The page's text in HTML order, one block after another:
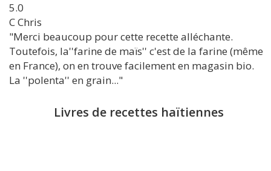
5.0
CChris
"Merci beaucoup pour cette recette alléchante.
Toutefois, la''farine de maïs'' c'est de la farine (même
en France), on en trouve facilement en magasin bio.
La ''polenta'' en grain..."
Livres de recettes haïtiennes